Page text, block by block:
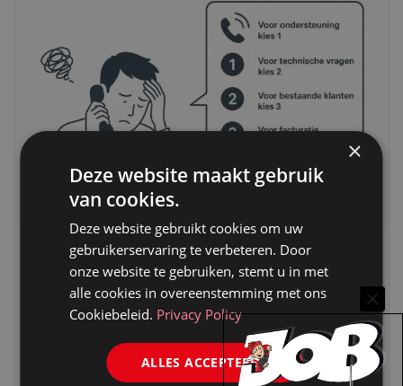
VAN ONZE KENNISPARTNERS
HOE ADVOCATENKANTOREN HUN
WINSTGEVENDHEID MET AI STERK KUNNEN
VERHOGEN
Legal PA
×
Deze website maakt gebruik
van cookies.
Deze website gebruikt cookies om uw
gebruikerservaring te verbeteren. Door
onze website te gebruiken, stemt u in met
alle cookies in overeenstemming met ons
Cookiebeleid. Privacy Policy
ALLES ACCEPTEREN